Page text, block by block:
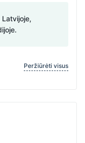
Peržiūrėti visus